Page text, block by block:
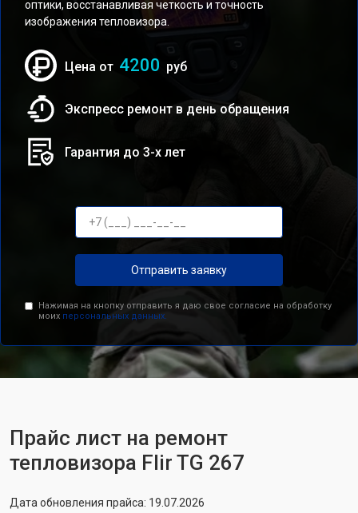
оптики, восстанавливая четкость и точность
изображения тепловизора.
Цена от 4200 руб
Экспресс ремонт в день обращения
Гарантия до 3-х лет
Отправить заявку
Нажимая на кнопку отправить я даю свое согласие на обработку
моих персональных данных.
Прайс лист на ремонт
тепловизора Flir TG 267
Дата обновления прайса: 19.07.2026